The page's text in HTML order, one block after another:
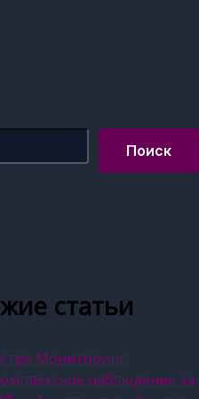
Поиск
статьи
Мониторинг:
наблюдение за